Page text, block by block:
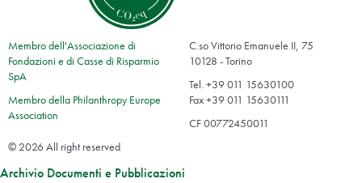
Membro dell'Associazione di
Fondazioni e di Casse di Risparmio
SpA
Membro della Philanthropy Europe
Association
C.so Vittorio Emanuele II, 75
10128 - Torino
Tel. +39 011 15630100
Fax +39 011 15630111
CF 00772450011
© 2026 All right reserved
Archivio Documenti e Pubblicazioni